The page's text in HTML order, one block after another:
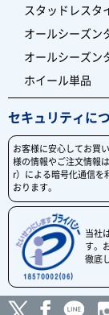
スタッドレスタ
オールシーズン
オールシーズン
ホイール単品
セキュリティに
お客様に安心してお買
様の情報やご注文情報
r）による暗号化通信を
おります。
当社
す。
徹底